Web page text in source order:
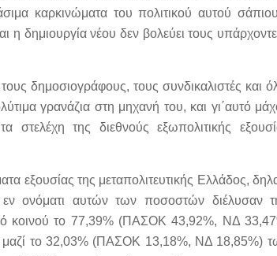
καρκινώματα του πολιτικού αυτού
η δημιουργία νέου δεν βολεύει τους
δημοσιογράφους, τους συνδικαλιστές και
γρανάζια στη μηχανή του, και γι΄αυτό
στελέχη της διεθνούς εξωπολιτικής
εξουσίας της μεταπολιτευτικής Ελλάδος,
εν ονόματι αυτών των ποσοστών διέλυσαν
κοινού το 77,39% (ΠΑΣΟΚ 43,92%, ΝΔ
μαζί το 32,03% (ΠΑΣΟΚ 13,18%, ΝΔ 18,85%)